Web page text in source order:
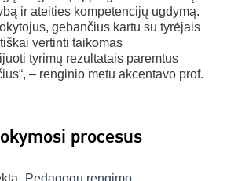
ir ateities kompetencijų ugdymą.
gebančius kartu su tyrėjais
vertinti taikomas
tyrimų rezultatais paremtus
– renginio metu akcentavo prof.
procesus
„ Pedagogų rengimo